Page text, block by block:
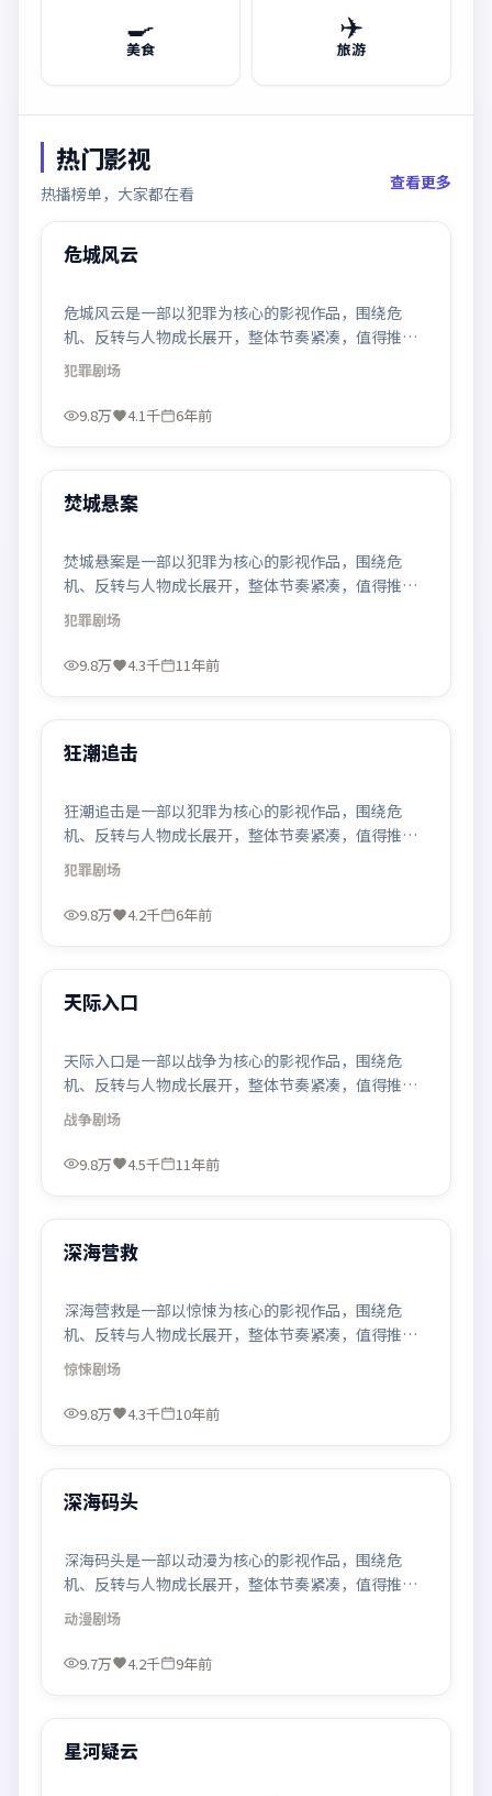
🍳
美食
✈️
旅游
热门影视
热播榜单，大家都在看
查看更多
热门
99:14
危城风云
危城风云是一部以犯罪为核心的影视作品，围绕危
机、反转与人物成长展开，整体节奏紧凑，值得推荐
观看。
犯罪剧场
9.8万 4.1千 6年前
热门
焚城悬案
焚城悬案是一部以犯罪为核心的影视作品，围绕危
机、反转与人物成长展开，整体节奏紧凑，值得推荐
观看。
犯罪剧场
9.8万 4.3千 11年前
热门
狂潮追击
狂潮追击是一部以犯罪为核心的影视作品，围绕危
机、反转与人物成长展开，整体节奏紧凑，值得推荐
观看。
犯罪剧场
9.8万 4.2千 6年前
热门
天际入口
天际入口是一部以战争为核心的影视作品，围绕危
机、反转与人物成长展开，整体节奏紧凑，值得推荐
观看。
战争剧场
9.8万 4.5千 11年前
热门
深海营救
深海营救是一部以惊悚为核心的影视作品，围绕危
机、反转与人物成长展开，整体节奏紧凑，值得推荐
观看。
惊悚剧场
9.8万 4.3千 10年前
热门
深海码头
深海码头是一部以动漫为核心的影视作品，围绕危
机、反转与人物成长展开，整体节奏紧凑，值得推荐
观看。
动漫剧场
9.7万 4.2千 9年前
热门
星河疑云